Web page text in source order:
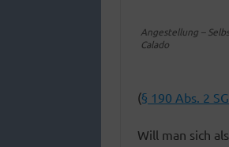
Angestellung –
Calado
(§ 190 Abs. 2
Will man sich als